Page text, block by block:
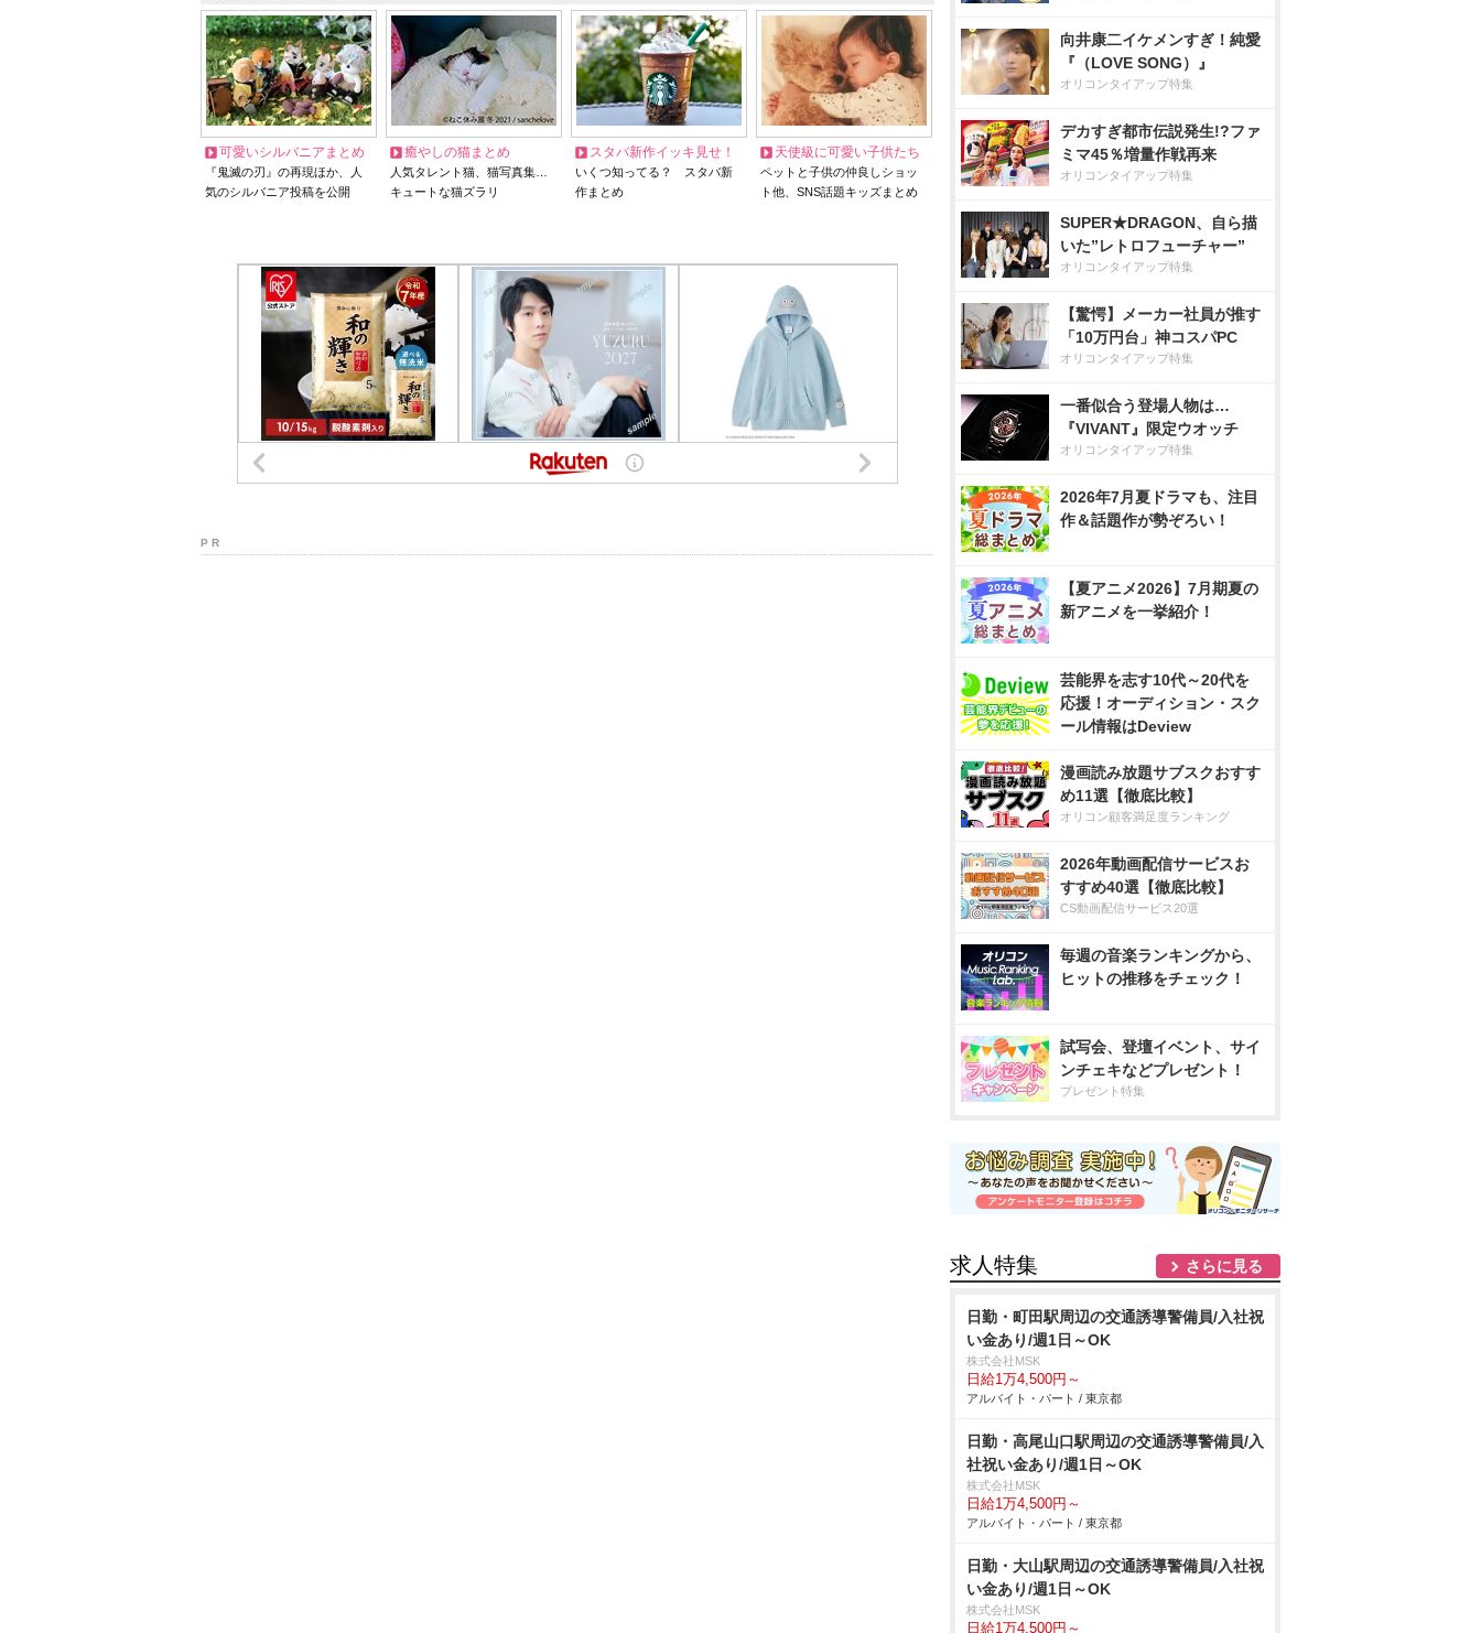
可愛いシルバニアまとめ
『鬼滅の刃』の再現ほか、人
気のシルバニア投稿を公開
癒やしの猫まとめ
人気タレント猫、猫写真集…
キュートな猫ズラリ
スタバ新作イッキ見せ！
いくつ知ってる？ スタバ新
作まとめ
天使級に可愛い子供たち
ペットと子供の仲良しショッ
ト他、SNS話題キッズまとめ
P R
向井康二イケメンすぎ！純愛
『（LOVE SONG）』
オリコンタイアップ特集
デカすぎ都市伝説発生!?ファ
ミマ45％増量作戦再来
オリコンタイアップ特集
SUPER★DRAGON、自ら描
いた”レトロフューチャー”
オリコンタイアップ特集
【驚愕】メーカー社員が推す
「10万円台」神コスパPC
オリコンタイアップ特集
一番似合う登場人物は…
『VIVANT』限定ウオッチ
オリコンタイアップ特集
2026年7月夏ドラマも、注目
作＆話題作が勢ぞろい！
【夏アニメ2026】7月期夏の
新アニメを一挙紹介！
芸能界を志す10代～20代を
応援！オーディション・スク
ール情報はDeview
漫画読み放題サブスクおすす
め11選【徹底比較】
オリコン顧客満足度ランキング
2026年動画配信サービスお
すすめ40選【徹底比較】
CS動画配信サービス20選
毎週の音楽ランキングから、
ヒットの推移をチェック！
試写会、登壇イベント、サイ
ンチェキなどプレゼント！
プレゼント特集
求人特集 さらに見る
日勤・町田駅周辺の交通誘導警備員/入社祝
い金あり/週1日～OK
株式会社MSK
日給1万4,500円～
アルバイト・パート / 東京都
日勤・高尾山口駅周辺の交通誘導警備員/入
社祝い金あり/週1日～OK
株式会社MSK
日給1万4,500円～
アルバイト・パート / 東京都
日勤・大山駅周辺の交通誘導警備員/入社祝
い金あり/週1日～OK
株式会社MSK
日給1万4,500円～